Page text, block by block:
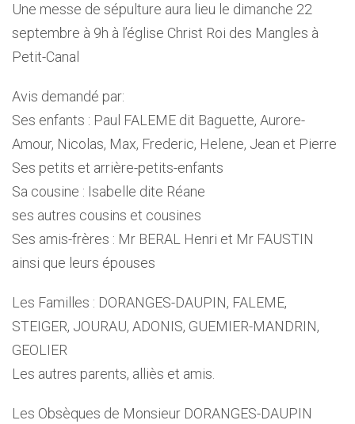
Une messe de sépulture aura lieu le dimanche 22
septembre à 9h à l’église Christ Roi des Mangles à
Petit-Canal
Avis demandé par:
Ses enfants : Paul FALEME dit Baguette, Aurore-
Amour, Nicolas, Max, Frederic, Helene, Jean et Pierre
Ses petits et arrière-petits-enfants
Sa cousine : Isabelle dite Réane
ses autres cousins et cousines
Ses amis-frères : Mr BERAL Henri et Mr FAUSTIN
ainsi que leurs épouses
Les Familles : DORANGES-DAUPIN, FALEME,
STEIGER, JOURAU, ADONIS, GUEMIER-MANDRIN,
GEOLIER
Les autres parents, alliès et amis.
Les Obsèques de Monsieur DORANGES-DAUPIN